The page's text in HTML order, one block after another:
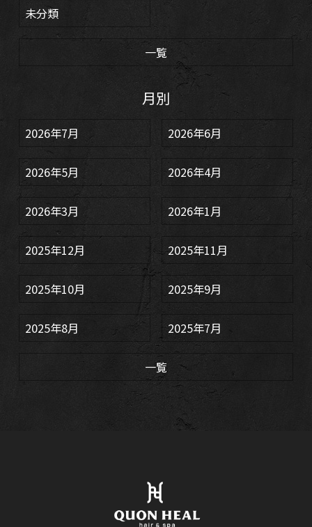
未分類
一覧
月別
2026年7月 2026年6月
2026年5月 2026年4月
2026年3月 2026年1月
2025年12月 2025年11月
2025年10月 2025年9月
2025年8月 2025年7月
一覧